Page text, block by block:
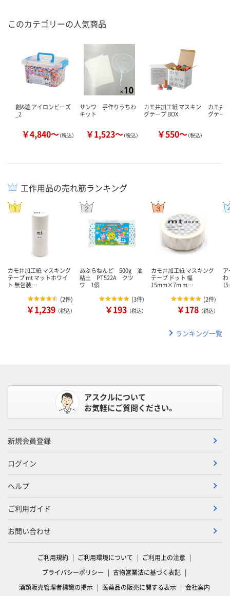
このカテゴリーの人気商品
創&遊 アイロンビーズ
_2
￥4,840～（税込）
サンワ 手作りうちわ
キット
￥1,523～（税込）
カモ井加工紙 マスキン
グテープ BOX
￥550～（税込）
カモ井
グテー
工作用品の売れ筋ランキング
カモ井加工紙 マスキング
テープ mt マットホワイ
ト 無包装…
(2件)
￥1,239 （税込）
あぶらねんど 500g 油
粘土 PT522A クツ
ワ 1個
(3件)
￥193 （税込）
カモ井加工紙 マスキング
テープ ドット 幅
15mm×7m m…
(2件)
￥178 （税込）
わ
（
ランキング一覧
アスクルについて
お気軽にご質問ください。
新規会員登録
ログイン
ヘルプ
ご利用ガイド
お問い合わせ
ご利用規約 ご利用環境について
ご利用上の注意
プライバシーポリシー
古物営業法に基づく表記
酒類販売管理者標識の掲示
医薬品の販売に関する表示 会社案内